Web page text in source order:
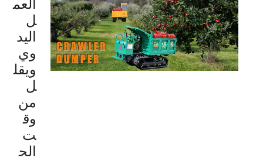
العم
ل
اليد
وي
ويقل
ل
من
وق
ت
الح